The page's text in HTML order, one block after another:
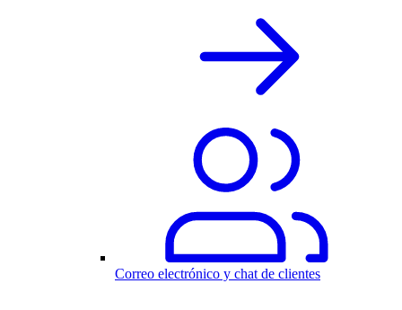
Correo electrónico y chat de clientes